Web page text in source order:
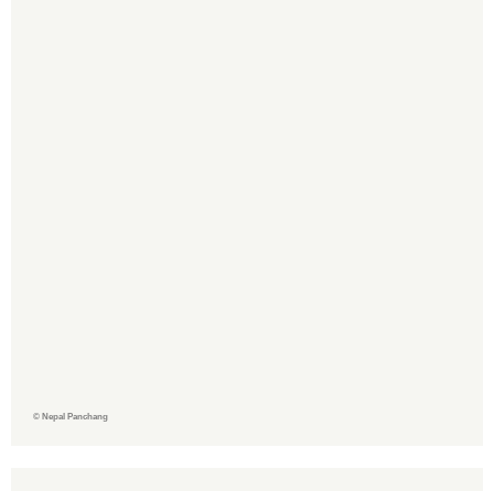
© Nepal Panchang